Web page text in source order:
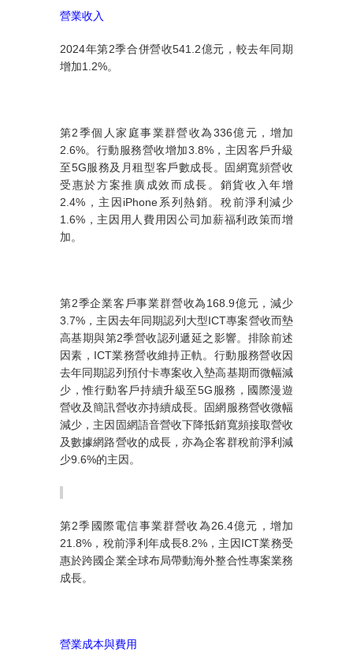
營業收入
2024年第2季合併營收541.2億元，較去年同期
增加1.2%。
第2季個人家庭事業群營收為336億元，增加
2.6%。行動服務營收增加3.8%，主因客戶升級
至5G服務及月租型客戶數成長。固網寬頻營收
受惠於方案推廣成效而成長。銷貨收入年增
2.4% ，主因 iPhone系列熱銷。稅前淨利減少
1.6% ，主因用人費用因公司加薪福利政策而增
加。
第2季企業客戶事業群營收為168.9億元，減少
3.7% ，主因去年同期認列大型ICT專案營收而墊
高基期與第2季營收認列遞延之影響。排除前述
因素， ICT業務營收維持正軌。行動服務營收因
去年同期認列預付卡專案收入墊高基期而微幅減
少，惟行動客戶持續升級至5G服務，國際漫遊
營收及簡訊營收亦持續成長。固網服務營收微幅
減少，主因固網語音營收下降抵銷寬頻接取營收
及數據網路營收的成長，亦為企客群稅前淨利減
少9.6%的主因。
第2季國際電信事業群營收為26.4億元，增加
21.8% ，稅前淨利年成長8.2%，主因ICT業務受
惠於跨國企業全球布局帶動海外整合性專案業務
成長。
營業成本與費用